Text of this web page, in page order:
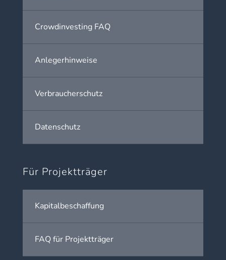
Crowdinvesting FAQ
Anlegerhinweise
Verbraucherschutz
Datenschutz
Für Projektträger
Kapitalbeschaffung
FAQ für Projektträger